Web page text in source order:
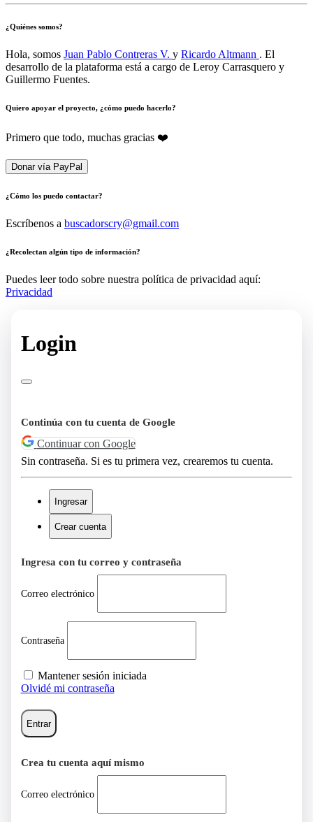
¿Quiénes somos?
Hola, somos Juan Pablo Contreras V. y Ricardo Altmann . El
desarrollo de la plataforma está a cargo de Leroy Carrasquero y
Guillermo Fuentes.
Quiero apoyar el proyecto, ¿cómo puedo hacerlo?
Primero que todo, muchas gracias ❤️
Donar vía PayPal
¿Cómo los puedo contactar?
Escríbenos a buscadorscry@gmail.com
¿Recolectan algún tipo de información?
Puedes leer todo sobre nuestra política de privacidad aquí:
Privacidad
Login
Continúa con tu cuenta de Google
Continuar con Google
Sin contraseña. Si es tu primera vez, crearemos tu cuenta.
Ingresar
Crear cuenta
Ingresa con tu correo y contraseña
Correo electrónico
Contraseña
Mantener sesión iniciada
Olvidé mi contraseña
Entrar
Crea tu cuenta aquí mismo
Correo electrónico